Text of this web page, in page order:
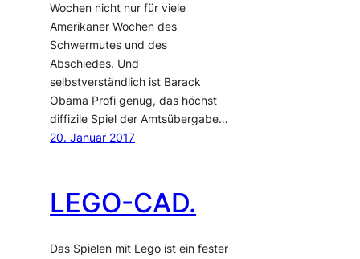
Wochen nicht nur für viele
Amerikaner Wochen des
Schwermutes und des
Abschiedes. Und
selbstverständlich ist Barack
Obama Profi genug, das höchst
diffizile Spiel der Amtsübergabe…
20. Januar 2017
LEGO-CAD.
Das Spielen mit Lego ist ein fester